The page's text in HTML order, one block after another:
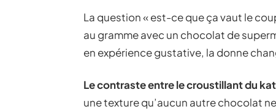
La question « est-ce que ça vaut le
au gramme avec un chocolat de
en expérience gustative, la donne
Le contraste entre le croustillant du
une texture qu’aucun autre chocolat